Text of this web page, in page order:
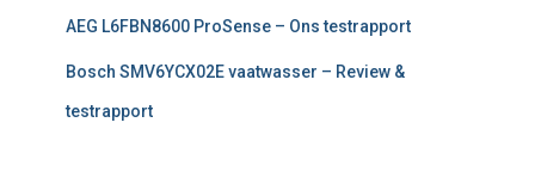
AEG L6FBN8600 ProSense – Ons testrapport
Bosch SMV6YCX02E vaatwasser – Review &
testrapport